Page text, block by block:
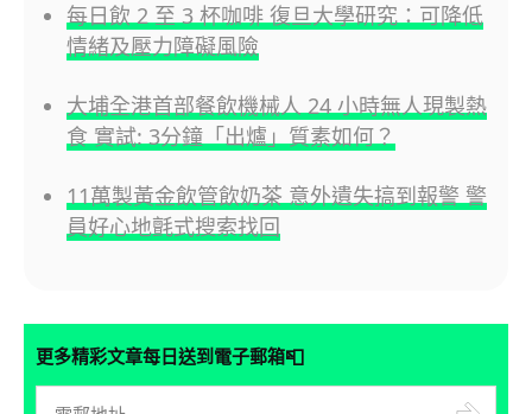
每日飲 2 至 3 杯咖啡 復旦大學研究：可降低
情緒及壓力障礙風險
大埔全港首部餐飲機械人 24 小時無人現製熱
食 實試: 3分鐘「出爐」質素如何？
11萬製黃金飲管飲奶茶 意外遺失搞到報警 警
員好心地氈式搜索找回
更多精彩文章每日送到電子郵箱📮